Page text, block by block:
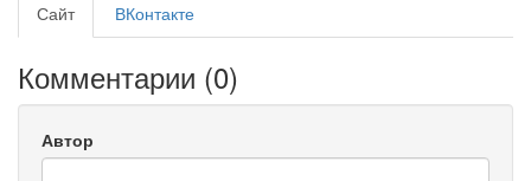
Сайт ВКонтакте
Комментарии (0)
Автор